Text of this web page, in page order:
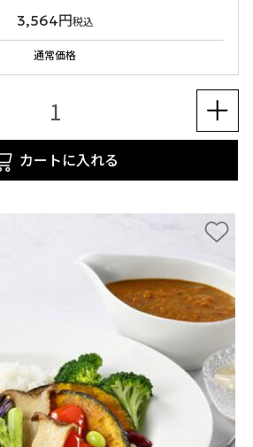
3,564円税込
通常価格
カートに入れる